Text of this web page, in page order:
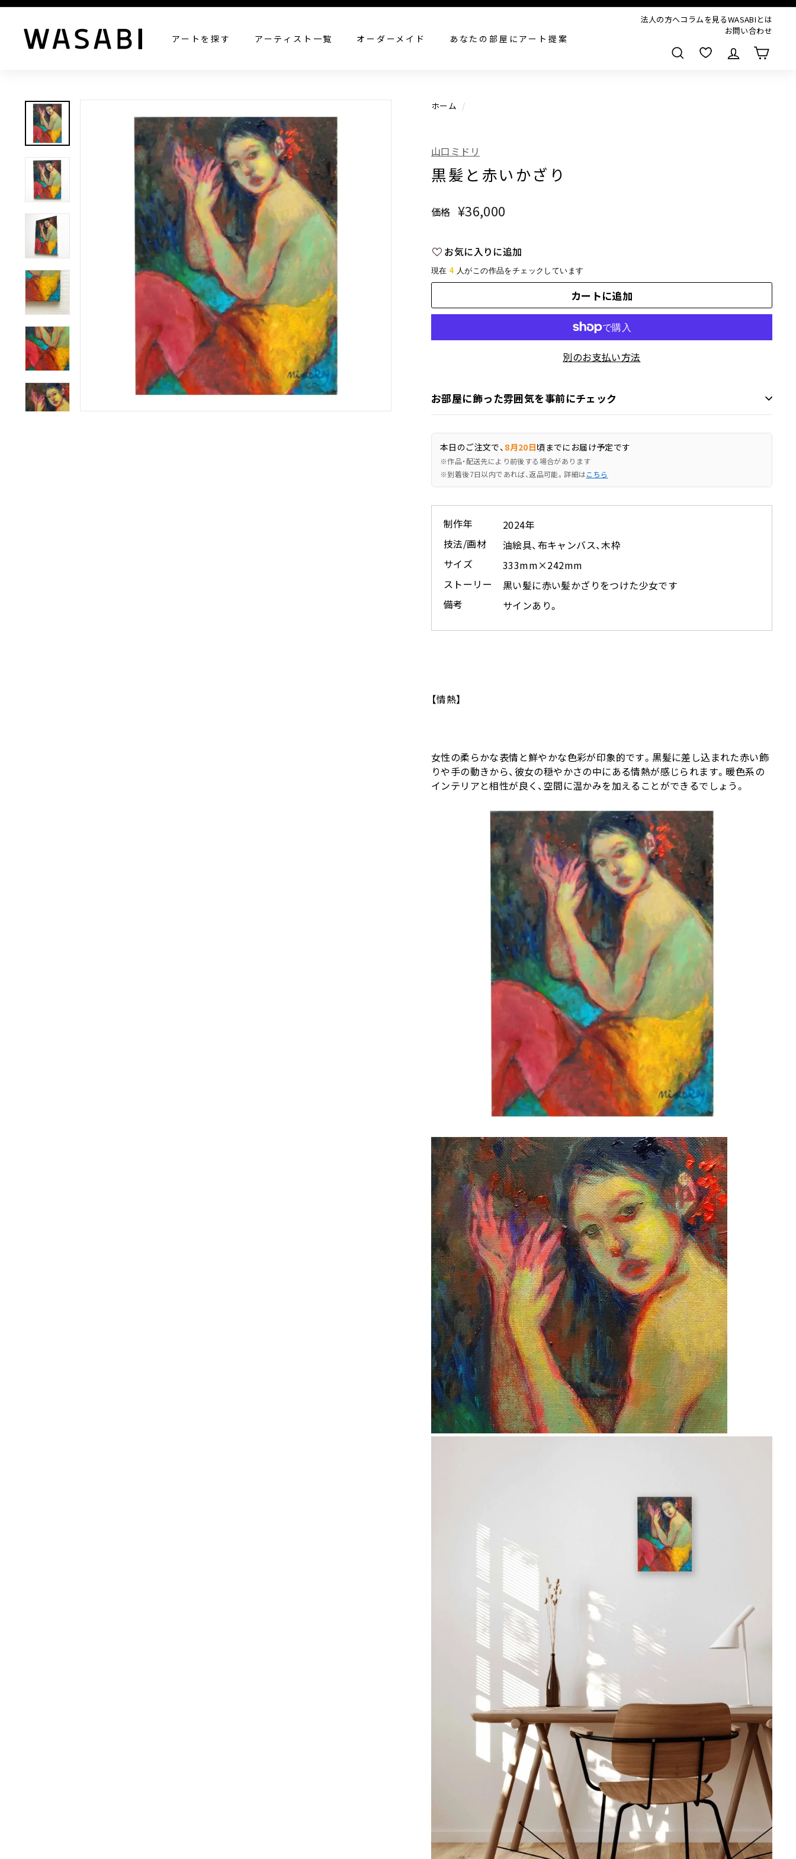
すべての作品を見る
W
A
B
アートを探す アーティスト一覧 オーダーメイド あなたの部屋にアート提案
法人の方へコラムを見るWASABIとは
お問い合わせ
検索
ホーム /
山口ミドリ
黒髪と赤いかざり
価格
通
価
格
¥36,000
お気に入りに追加
現在 4 人がこの作品をチェックしています
カートに追加
別のお支払い方法
お部屋に飾った雰囲気を事前にチェック
本日のご注文で、 8月20日頃までにお届け予定です
※作品・配送先により前後する場合があります
※到着後7日以内であれば、返品可能。詳細はこちら
制作年
2024年
技法/画材
油絵具、布キャンバス、木枠
サイズ
333mm×242mm
ストーリー
黒い髪に赤い髪かざりをつけた少女です
備考
サインあり。
【情熱】
女性の柔らかな表情と鮮やかな色彩が印象的です。黒髪に差し込まれた赤い飾
りや手の動きから、彼女の穏やかさの中にある情熱が感じられます。暖色系の
インテリアと相性が良く、空間に温かみを加えることができるでしょう。